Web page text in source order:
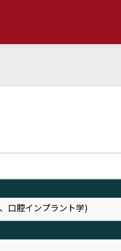
口腔インプラント学)